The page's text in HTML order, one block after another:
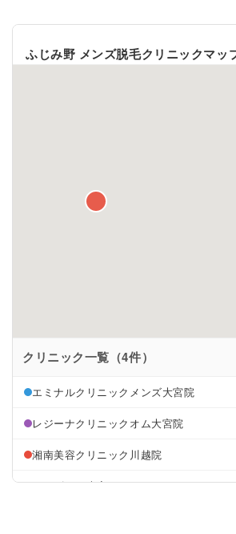
ふじみ野 メンズ脱毛クリニックマッ
クリニック一覧（4件）
エミナルクリニックメンズ大宮院
レジーナクリニックオム大宮院
湘南美容クリニック川越院
メンズリゼ大宮西口